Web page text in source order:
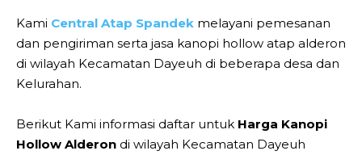
Kami Central Atap Spandek melayani pemesanan
dan pengiriman serta jasa kanopi hollow atap alderon
di wilayah Kecamatan Dayeuh di beberapa desa dan
Kelurahan.
Berikut Kami informasi daftar untuk Harga Kanopi
Hollow Alderon di wilayah Kecamatan Dayeuh